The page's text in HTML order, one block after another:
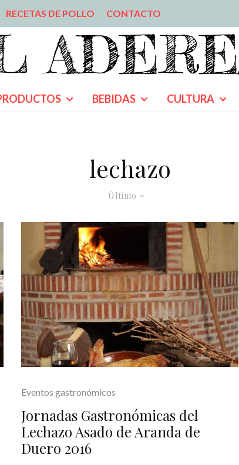
RECETAS DE POLLO CONTACTO
BEBIDAS CULTURA
lechazo
Último
Eventos gastronómicos
Jornadas Gastronómicas del
Lechazo Asado de Aranda de
Duero 2016